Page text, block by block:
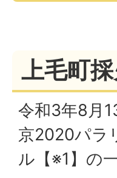
上毛町
令和3年8月
京2020パラ
ル【※1】の